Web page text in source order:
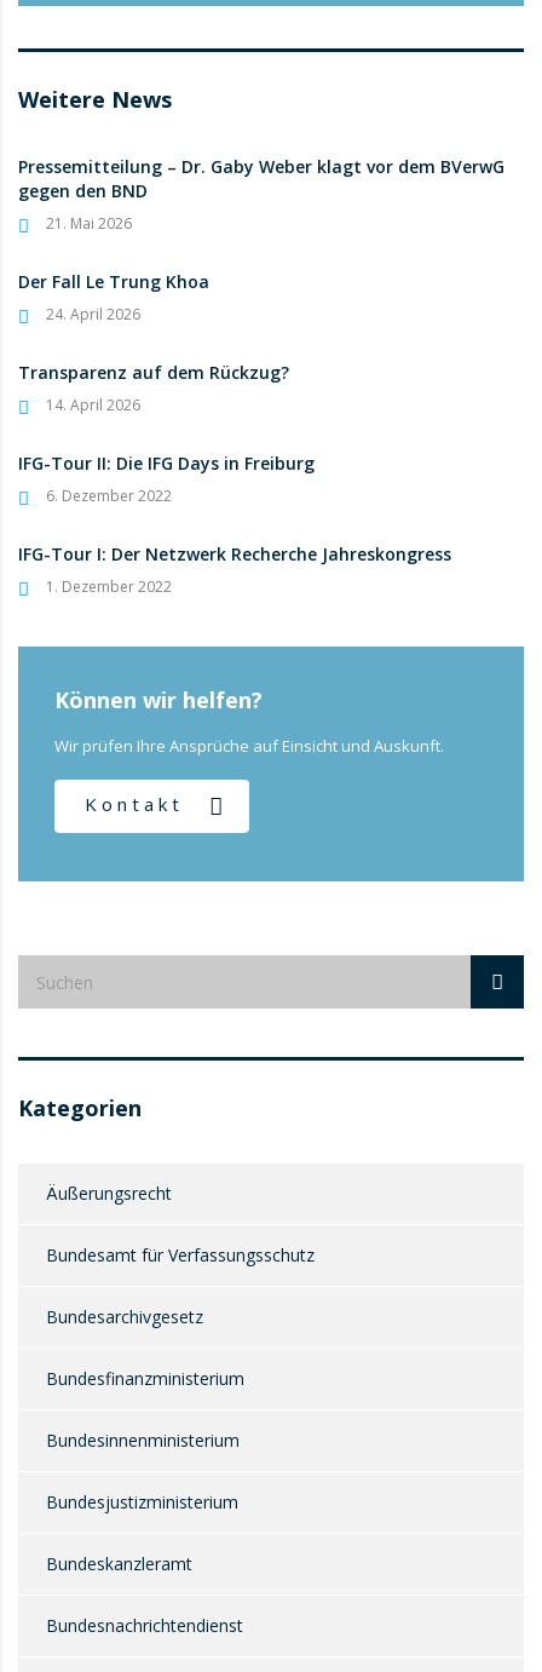
Weitere News
Pressemitteilung – Dr. Gaby Weber klagt vor dem BVerwG
gegen den BND
21. Mai 2026
Der Fall Le Trung Khoa
24. April 2026
Transparenz auf dem Rückzug?
14. April 2026
IFG-Tour II: Die IFG Days in Freiburg
6. Dezember 2022
IFG-Tour I: Der Netzwerk Recherche Jahreskongress
1. Dezember 2022
Können wir helfen?
Wir prüfen Ihre Ansprüche auf Einsicht und Auskunft.
Kontakt
Kategorien
Äußerungsrecht
Bundesamt für Verfassungsschutz
Bundesarchivgesetz
Bundesfinanzministerium
Bundesinnenministerium
Bundesjustizministerium
Bundeskanzleramt
Bundesnachrichtendienst